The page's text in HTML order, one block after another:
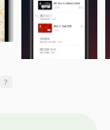
?